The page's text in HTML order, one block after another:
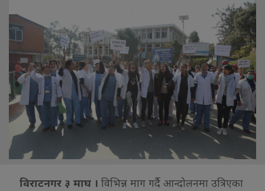
विराटनगर ३ माघ । विभिन्न माग गर्दै आन्दोलनमा उत्रिएका